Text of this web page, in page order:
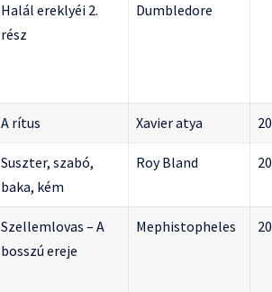
Halál ereklyéi 2.
rész
Dumbledore
A rítus Xavier atya
Suszter, szabó,
baka, kém
Roy Bland
Szellemlovas – A
bosszú ereje
Mephistopheles